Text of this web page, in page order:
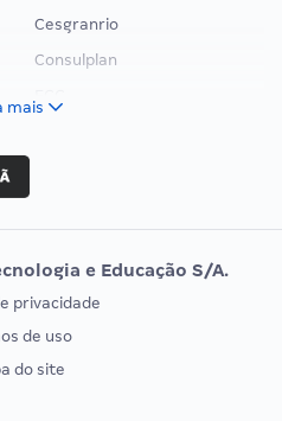
Cesgranrio
Consulplan
Vunesp
EXAME DE ORDEM
mais
e Educação S/A.
privacidade
de uso
do site